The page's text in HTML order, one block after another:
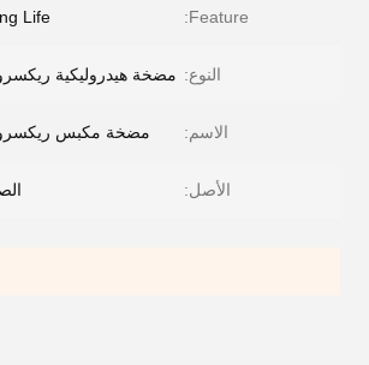
Feature:
Life
النوع: مضخة هيدروليكية
الاسم: مضخة مكبس
الأصل: